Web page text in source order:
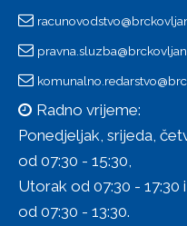
Radno vrijeme:
Ponedjeljak, srijeda,
od 07:30 - 15:30,
Utorak od 07:30 - 17:30
od 07:30 - 13:30.